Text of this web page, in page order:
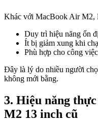
Khác với MacBook Air M2,
Duy trì hiệu năng ổn
Ít bị giảm xung khi
Phù hợp cho công
Đây là lý do nhiều người
không mới bằng.
3. Hiệu năng
M2 13 inch cũ